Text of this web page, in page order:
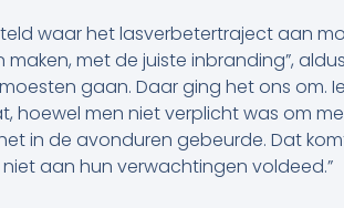
waar het lasverbetertraject aan
met de juiste inbranding”,
gaan. Daar ging het ons om.
hoewel men niet verplicht was om
in de avonduren gebeurde. Dat
aan hun verwachtingen voldeed.”